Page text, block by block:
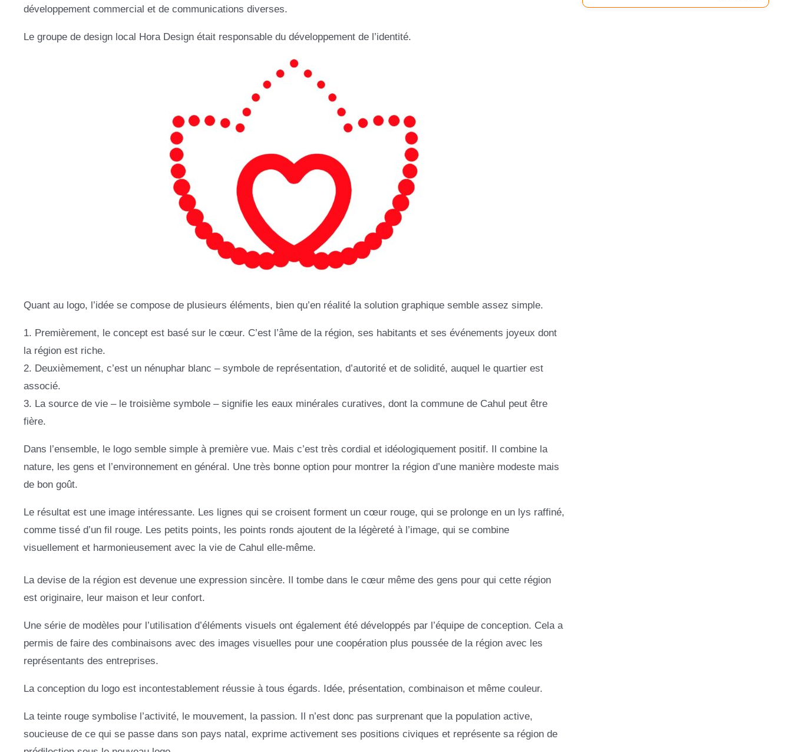
développement commercial et de communications diverses.
Le groupe de design local Hora Design était responsable du développement de l’identité.
Quant au logo, l’idée se compose de plusieurs éléments, bien qu’en réalité la solution graphique semble assez simple.
1. Premièrement, le concept est basé sur le cœur. C’est l’âme de la région, ses habitants et ses événements joyeux dont
la région est riche.
2. Deuxièmement, c’est un nénuphar blanc – symbole de représentation, d’autorité et de solidité, auquel le quartier est
associé.
3. La source de vie – le troisième symbole – signifie les eaux minérales curatives, dont la commune de Cahul peut être
fière.
Dans l’ensemble, le logo semble simple à première vue. Mais c’est très cordial et idéologiquement positif. Il combine la
nature, les gens et l’environnement en général. Une très bonne option pour montrer la région d’une manière modeste mais
de bon goût.
Le résultat est une image intéressante. Les lignes qui se croisent forment un cœur rouge, qui se prolonge en un lys raffiné,
comme tissé d’un fil rouge. Les petits points, les points ronds ajoutent de la légèreté à l’image, qui se combine
visuellement et harmonieusement avec la vie de Cahul elle-même.
La devise de la région est devenue une expression sincère. Il tombe dans le cœur même des gens pour qui cette région
est originaire, leur maison et leur confort.
Une série de modèles pour l’utilisation d’éléments visuels ont également été développés par l’équipe de conception. Cela a
permis de faire des combinaisons avec des images visuelles pour une coopération plus poussée de la région avec les
représentants des entreprises.
La conception du logo est incontestablement réussie à tous égards. Idée, présentation, combinaison et même couleur.
La teinte rouge symbolise l’activité, le mouvement, la passion. Il n’est donc pas surprenant que la population active,
soucieuse de ce qui se passe dans son pays natal, exprime activement ses positions civiques et représente sa région de